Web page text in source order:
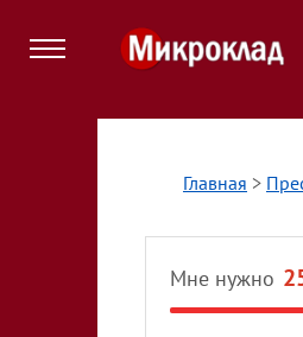
Главная >
Мне нужно